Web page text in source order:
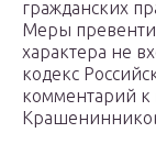
гражданских
Меры
характера не
кодекс
комментарий к